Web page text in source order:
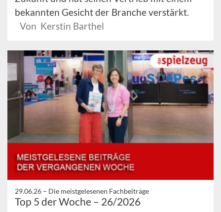
bekannten Gesicht der Branche verstärkt.
Von Kerstin Barthel
29.06.26 – Die meistgelesenen Fachbeiträge
Top 5 der Woche – 26/2026